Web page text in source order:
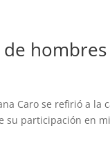
hombres
Caro se refirió a
participación en